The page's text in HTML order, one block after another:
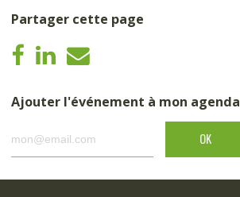
Partager cette page
Ajouter l'événement à mon agenda
OK